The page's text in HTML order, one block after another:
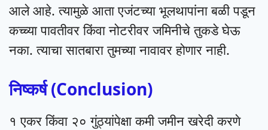
आले आहे. त्यामुळे आता एजंटच्या भूलथापांना बळी पडून
कच्च्या पावतीवर किंवा नोटरीवर जमिनीचे तुकडे घेऊ
नका. त्याचा सातबारा तुमच्या नावावर होणार नाही.
निष्कर्ष (Conclusion)
१ एकर किंवा २० गुंठ्यांपेक्षा कमी जमीन खरेदी करणे